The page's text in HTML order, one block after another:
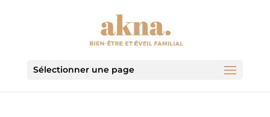
Sélectionner une page